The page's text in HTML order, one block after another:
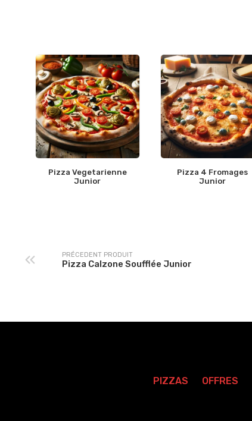
Pizza Vegetarienne
Junior
Pizza 4 Fromages
Junior
PRÉCEDENT PRODUIT
Pizza Calzone Soufflée Junior
PIZZAS OFFRES